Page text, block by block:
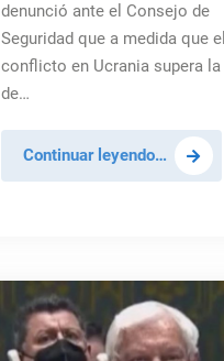
denunció ante el Consejo de
Seguridad que a medida que el
conflicto en Ucrania supera
de…
Continuar leyendo…
las
en
Ucrania